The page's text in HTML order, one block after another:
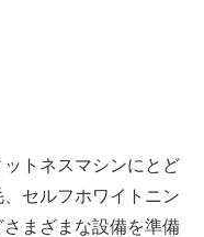
トネスマシンにとど
セルフホワイトニン
まざまな設備を準備